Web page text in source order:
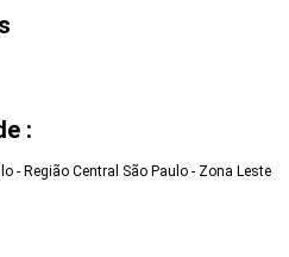
:
- Região Central São Paulo - Zona Leste